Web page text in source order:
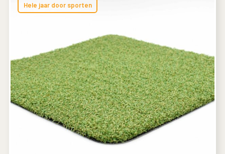
Hele jaar door sporten